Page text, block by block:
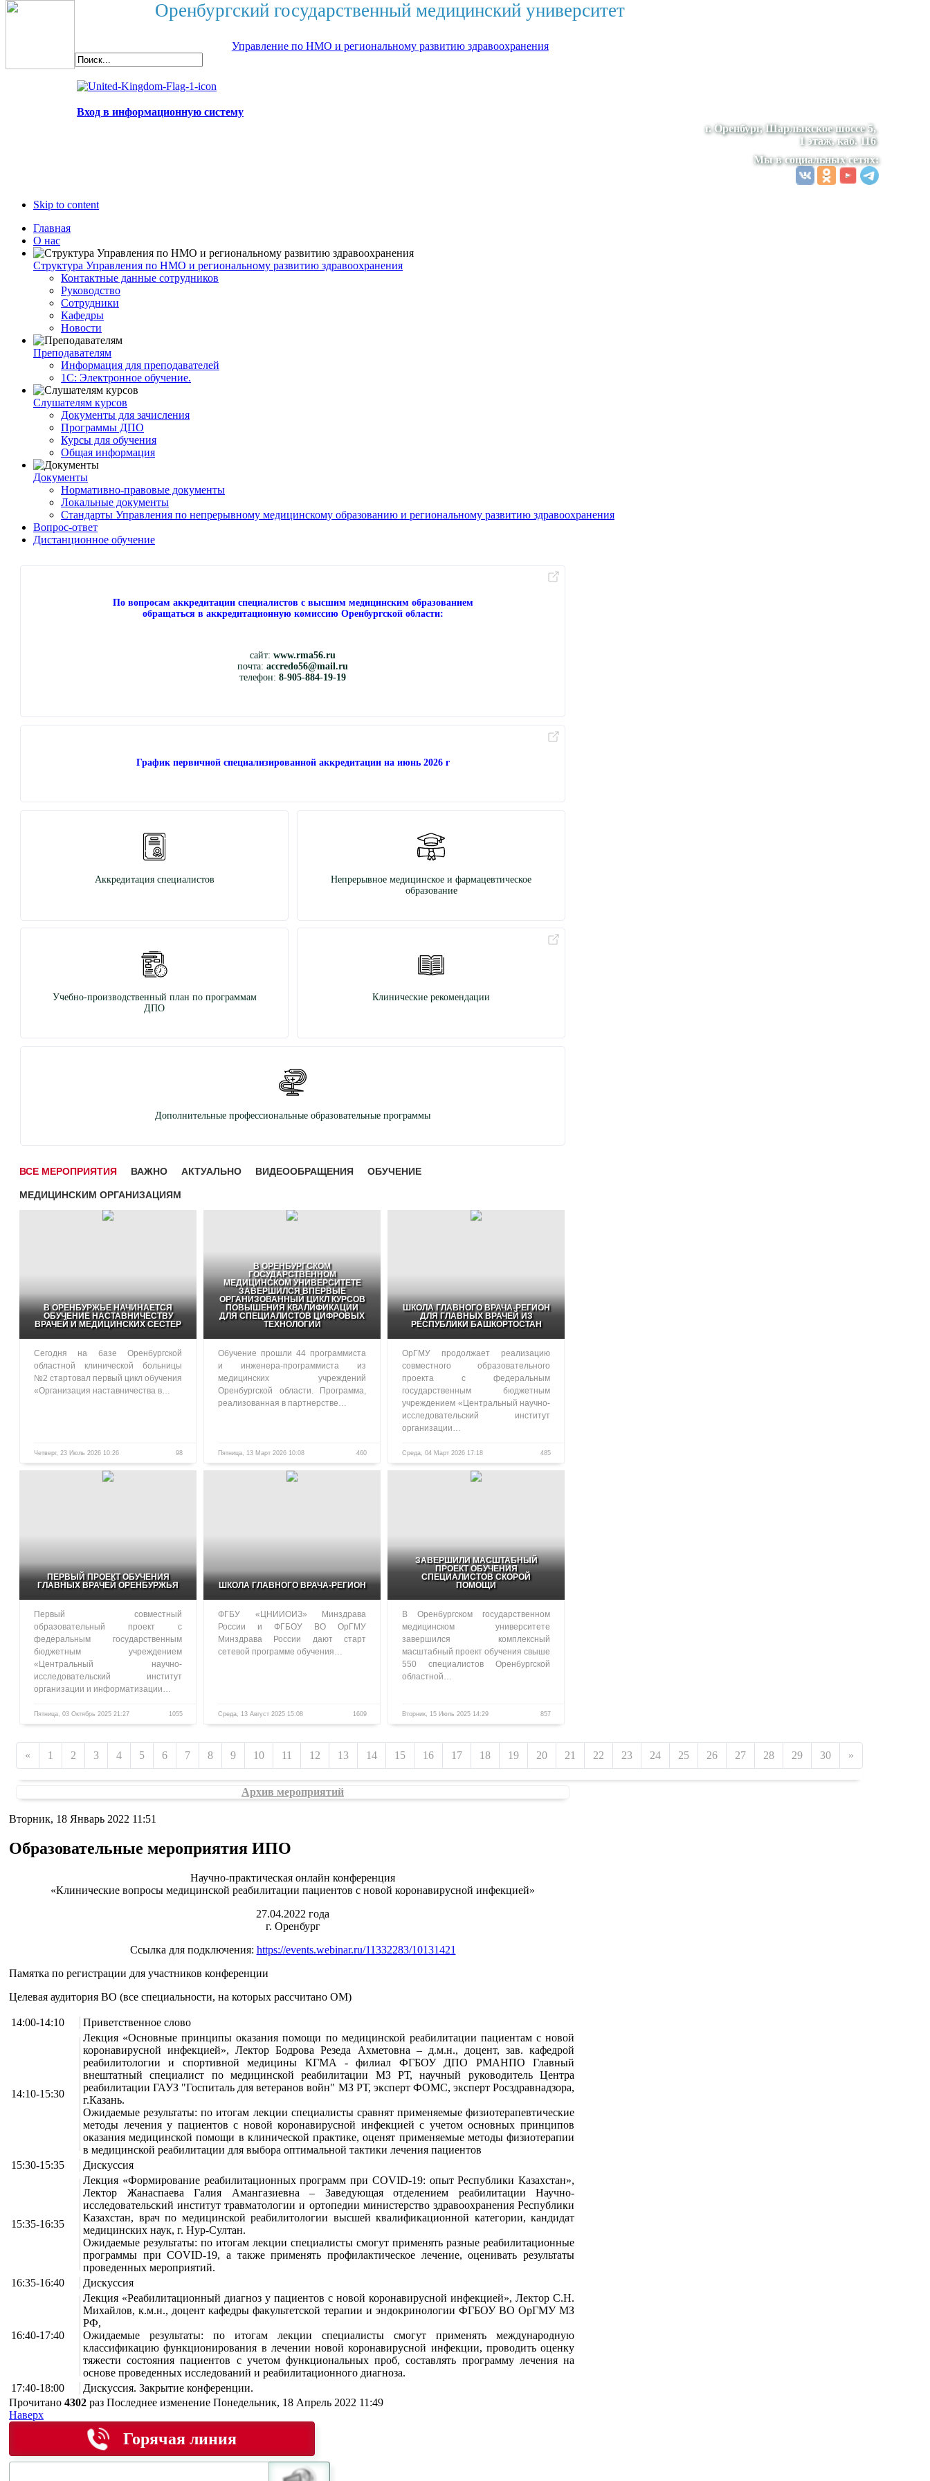
Оренбургский государственный медицинский университет
Управление по НМО и региональному развитию здравоохранения
Вход в информационную систему
г. Оренбург, Шарлыкское шоссе 5,
1 этаж, каб. 116
Мы в социальных сетях:
Skip to content
Главная
О нас
Структура Управления по НМО и региональному развитию здравоохранения
Контактные данные сотрудников
Руководство
Сотрудники
Кафедры
Новости
Преподавателям
Информация для преподавателей
1С: Электронное обучение.
Слушателям курсов
Документы для зачисления
Программы ДПО
Курсы для обучения
Общая информация
Документы
Нормативно-правовые документы
Локальные документы
Стандарты Управления по непрерывному медицинскому образованию и региональному развитию здравоохранения
Вопрос-ответ
Дистанционное обучение
По вопросам аккредитации специалистов с высшим медицинским образованием
обращаться в аккредитационную комиссию Оренбургской области:
сайт:www.rma56.ru
почта:accredo56@mail.ru
телефон:8-905-884-19-19
График первичной специализированной аккредитации на июнь 2026 г
Аккредитация специалистов
Непрерывное медицинское и фармацевтическое
образование
Учебно-производственный план по программам
ДПО
Клинические рекомендации
Дополнительные профессиональные образовательные программы
ВСЕ МЕРОПРИЯТИЯ ВАЖНО АКТУАЛЬНО ВИДЕООБРАЩЕНИЯ ОБУЧЕНИЕ
МЕДИЦИНСКИМ ОРГАНИЗАЦИЯМ
В ОРЕНБУРЖЬЕ НАЧИНАЕТСЯ
ОБУЧЕНИЕ НАСТАВНИЧЕСТВУ
ВРАЧЕЙ И МЕДИЦИНСКИХ СЕСТЕР
Сегодня на базе Оренбургской
областной клинической больницы
№2 стартовал первый цикл обучения
«Организация наставничества в…
Четверг, 23 Июль 2026 10:26 98
В ОРЕНБУРГСКОМ
ГОСУДАРСТВЕННОМ
МЕДИЦИНСКОМ УНИВЕРСИТЕТЕ
ЗАВЕРШИЛСЯ ВПЕРВЫЕ
ОРГАНИЗОВАННЫЙ ЦИКЛ КУРСОВ
ПОВЫШЕНИЯ КВАЛИФИКАЦИИ
ДЛЯ СПЕЦИАЛИСТОВ ЦИФРОВЫХ
ТЕХНОЛОГИЙ
Обучение прошли 44 программиста
и инженера-программиста из
медицинских учреждений
Оренбургской области. Программа,
реализованная в партнерстве…
Пятница, 13 Март 2026 10:08 460
ШКОЛА ГЛАВНОГО ВРАЧА-РЕГИОН
ДЛЯ ГЛАВНЫХ ВРАЧЕЙ ИЗ
РЕСПУБЛИКИ БАШКОРТОСТАН
ОрГМУ продолжает реализацию
совместного образовательного
проекта с федеральным
государственным бюджетным
учреждением «Центральный научно-
исследовательский институт
организации…
Среда, 04 Март 2026 17:18 485
ПЕРВЫЙ ПРОЕКТ ОБУЧЕНИЯ
ГЛАВНЫХ ВРАЧЕЙ ОРЕНБУРЖЬЯ
Первый совместный
образовательный проект с
федеральным государственным
бюджетным учреждением
«Центральный научно-
исследовательский институт
организации и информатизации…
Пятница, 03 Октябрь 2025 21:27 1055
ШКОЛА ГЛАВНОГО ВРАЧА-РЕГИОН
ФГБУ «ЦНИИОИЗ» Минздрава
России и ФГБОУ ВО ОрГМУ
Минздрава России дают старт
сетевой программе обучения…
Среда, 13 Август 2025 15:08 1609
ЗАВЕРШИЛИ МАСШТАБНЫЙ
ПРОЕКТ ОБУЧЕНИЯ
СПЕЦИАЛИСТОВ СКОРОЙ
ПОМОЩИ
В Оренбургском государственном
медицинском университете
завершился комплексный
масштабный проект обучения свыше
550 специалистов Оренбургской
областной…
Вторник, 15 Июль 2025 14:29 857
« 1 2 3 4 5 6 7 8 9 10 11 12 13 14 15 16 17 18 19 20 21 22 23 24 25 26 27 28 29 30 »
Архив мероприятий
Вторник, 18 Январь 2022 11:51
Образовательные мероприятия ИПО
Научно-практическая онлайн конференция
«Клинические вопросы медицинской реабилитации пациентов с новой коронавирусной инфекцией»
27.04.2022 года
г. Оренбург
Ссылка для подключения: https://events.webinar.ru/11332283/10131421
Памятка по регистрации для участников конференции
Целевая аудитория ВО (все специальности, на которых рассчитано ОМ)
14:00-14:10 Приветственное слово
14:10-15:30
Лекция «Основные принципы оказания помощи по медицинской реабилитации пациентам с новой
коронавирусной инфекцией», Лектор Бодрова Резеда Ахметовна – д.м.н., доцент, зав. кафедрой
реабилитологии и спортивной медицины КГМА - филиал ФГБОУ ДПО РМАНПО Главный
внештатный специалист по медицинской реабилитации МЗ РТ, научный руководитель Центра
реабилитации ГАУЗ "Госпиталь для ветеранов войн" МЗ РТ, эксперт ФОМС, эксперт Росздравнадзора,
г.Казань.
Ожидаемые результаты: по итогам лекции специалисты сравнят применяемые физиотерапевтические
методы лечения у пациентов с новой коронавирусной инфекцией с учетом основных принципов
оказания медицинской помощи в клинической практике, оценят применяемые методы физиотерапии
в медицинской реабилитации для выбора оптимальной тактики лечения пациентов
15:30-15:35
Дискуссия
15:35-16:35
Лекция «Формирование реабилитационных программ при COVID-19: опыт Республики Казахстан»,
Лектор Жанаспаева Галия Амангазиевна – Заведующая отделением реабилитации Научно-
исследовательский институт травматологии и ортопедии министерство здравоохранения Республики
Казахстан, врач по медицинской реабилитологии высшей квалификационной категории, кандидат
медицинских наук, г. Нур-Султан.
Ожидаемые результаты: по итогам лекции специалисты смогут применять разные реабилитационные
программы при COVID-19, а также применять профилактическое лечение, оценивать результаты
проведенных мероприятий.
16:35-16:40
Дискуссия
16:40-17:40
Лекция «Реабилитационный диагноз у пациентов с новой коронавирусной инфекцией», Лектор С.Н.
Михайлов, к.м.н., доцент кафедры факультетской терапии и эндокринологии ФГБОУ ВО ОрГМУ МЗ
РФ,
Ожидаемые результаты: по итогам лекции специалисты смогут применять международную
классификацию функционирования в лечении новой коронавирусной инфекции, проводить оценку
тяжести состояния пациентов с учетом функциональных проб, составлять программу лечения на
основе проведенных исследований и реабилитационного диагноза.
17:40-18:00
Дискуссия. Закрытие конференции.
Прочитано 4302 раз Последнее изменение Понедельник, 18 Апрель 2022 11:49
Наверх
Горячая линия